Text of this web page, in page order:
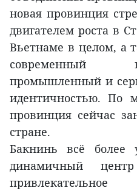
новая провинция
двигателем роста в
Вьетнаме в целом, а
современный
промышленный и
идентичностью. По
провинция сейчас
стране.
Бакнинь всё более
динамичный